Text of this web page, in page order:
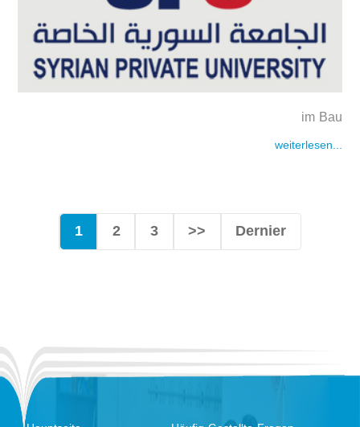
im Bau
weiterlesen...
1 2 3 >> Dernier